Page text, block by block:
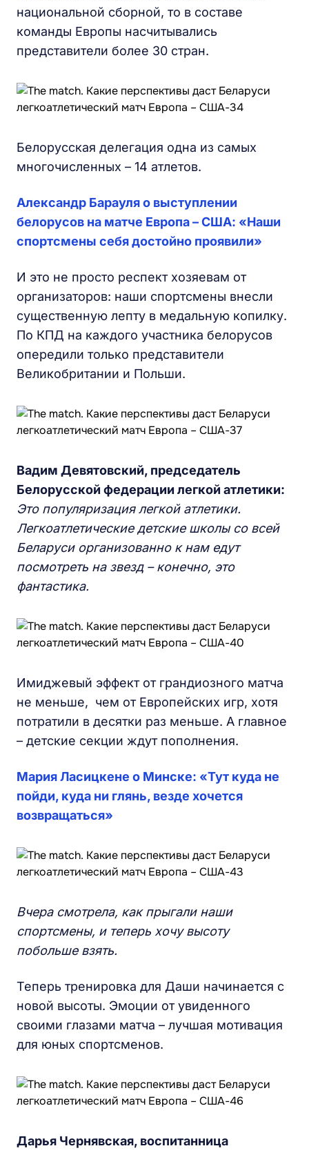
национальной сборной, то в составе
команды Европы насчитывались
представители более 30 стран.
Белорусская делегация одна из самых
многочисленных – 14 атлетов.
Александр Барауля о выступлении
белорусов на матче Европа – США: «Наши
спортсмены себя достойно проявили»
И это не просто респект хозяевам от
организаторов: наши спортсмены внесли
существенную лепту в медальную копилку.
По КПД на каждого участника белорусов
опередили только представители
Великобритании и Польши.
Вадим Девятовский, председатель
Белорусской федерации легкой атлетики:
Это популяризация легкой атлетики.
Легкоатлетические детские школы со всей
Беларуси организованно к нам едут
посмотреть на звезд – конечно, это
фантастика.
Имиджевый эффект от грандиозного матча
не меньше, чем от Европейских игр, хотя
потратили в десятки раз меньше. А главное
– детские секции ждут пополнения.
Мария Ласицкене о Минске: «Тут куда не
пойди, куда ни глянь, везде хочется
возвращаться»
Вчера смотрела, как прыгали наши
спортсмены, и теперь хочу высоту
побольше взять.
Теперь тренировка для Даши начинается с
новой высоты. Эмоции от увиденного
своими глазами матча – лучшая мотивация
для юных спортсменов.
Дарья Чернявская, воспитанница